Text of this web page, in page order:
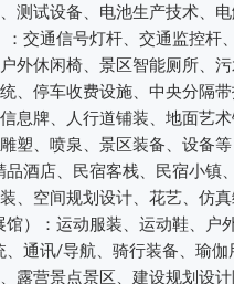
测试设备、电池生产技术、
交通信号灯杆、交通监控
外休闲椅、景区智能厕所、
、停车收费设施、中央分隔
息牌、人行道铺装、地面艺
塑、喷泉、景区装备、设备等
酒店、民宿客栈、民宿小
、空间规划设计、花艺、仿
）：运动服装、运动鞋、
通讯/导航、骑行装备、瑜
露营景点景区、建设规划设